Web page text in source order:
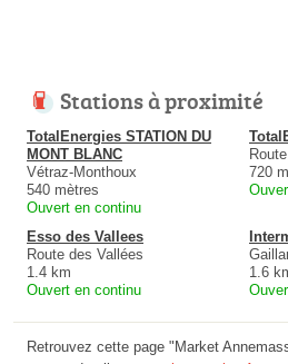
Stations à proximité
TotalEnergies STATION DU
MONT BLANC
Vétraz-Monthoux
540 mètres
Ouvert en continu
720
Esso des Vallees
Route des Vallées
1.4 km
Ouvert en continu
1.6
Retrouvez cette page "Market